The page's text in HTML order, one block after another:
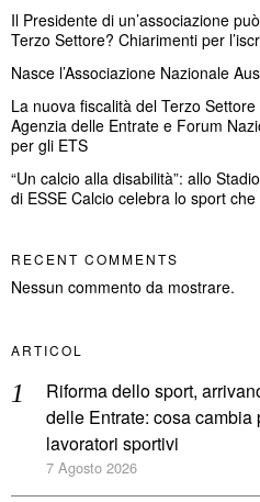
Il Presidente di un’associazione
Terzo Settore? Chiarimenti per
Nasce l’Associazione Nazionale
La nuova fiscalità del Terzo
Agenzia delle Entrate e Forum
per gli ETS
“Un calcio alla disabilità”: allo
di ESSE Calcio celebra lo sport
RECENT COMMENTS
Nessun commento da mostrare.
ARTICOL
Riforma dello sport,
delle Entrate: cosa
lavoratori sportivi
7 Agosto 2026